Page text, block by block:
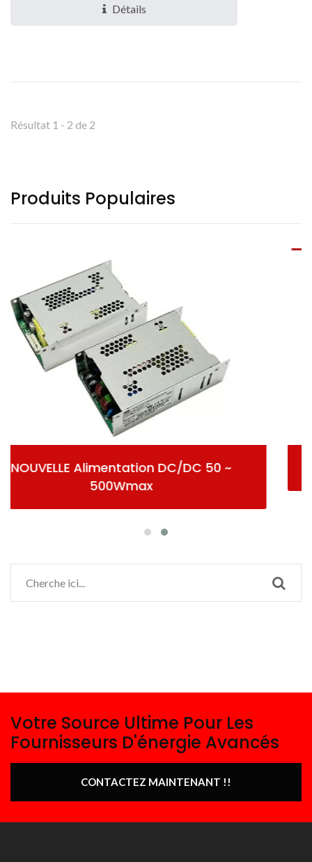
Détails
Résultat 1 - 2 de 2
Produits Populaires
50 ~ Alimentation AC/DC
Votre Source Ultime Pour Les
Fournisseurs D'énergie Avancés
CONTACTEZ MAINTENANT !!